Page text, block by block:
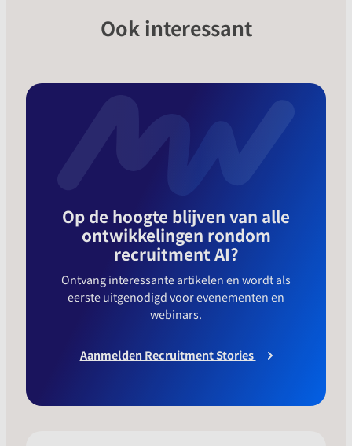
Ook interessant
Op de hoogte blijven van alle
ontwikkelingen rondom
recruitment AI?
Ontvang interessante artikelen en wordt als
eerste uitgenodigd voor evenementen en
webinars.
Aanmelden Recruitment Stories